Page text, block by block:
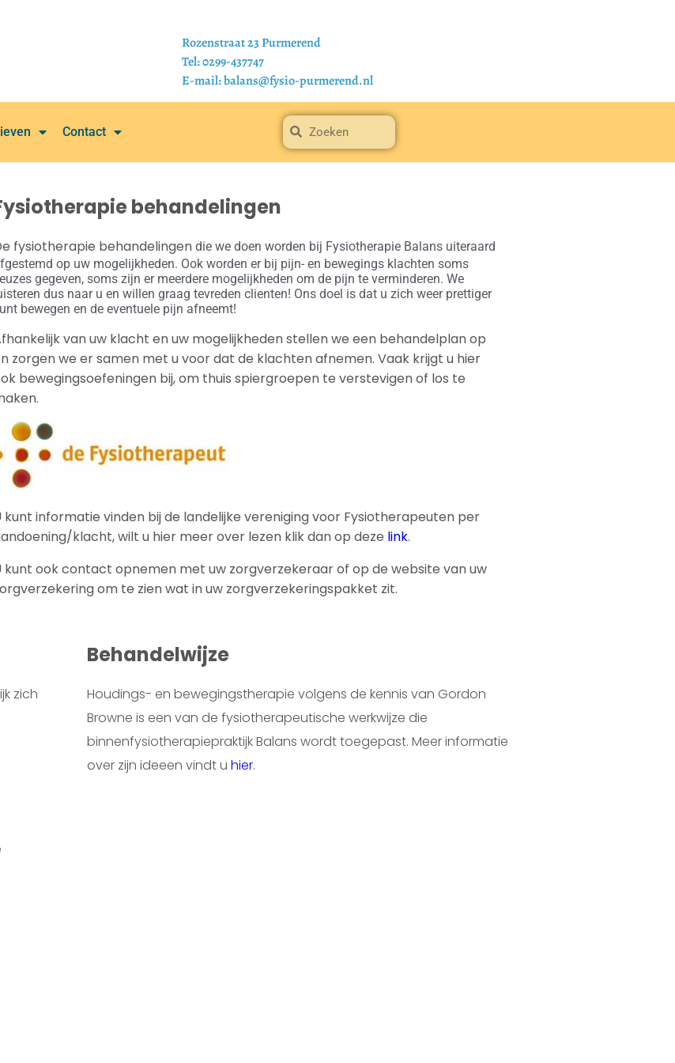
Rozenstraat 23 Purmerend
Tel: 0299-437747
E-mail: balans@fysio-purmerend.nl
Contact
behandelingen
fysiotherapie behandelingen die we doen worden bij Fysiotherapie Balans uiteraard
op uw mogelijkheden. Ook worden er bij pijn- en bewegings klachten soms
gegeven, soms zijn er meerdere mogelijkheden om de pijn te verminderen. We
dus naar u en willen graag tevreden clienten! Ons doel is dat u zich weer prettiger
bewegen en de eventuele pijn afneemt!
van uw klacht en uw mogelijkheden stellen we een behandelplan op
zorgen we er samen met u voor dat de klachten afnemen. Vaak krijgt u hier
bewegingsoefeningen bij, om thuis spiergroepen te verstevigen of los te
kunt informatie vinden bij de landelijke vereniging voor Fysiotherapeuten per
klacht, wilt u hier meer over lezen klik dan op deze link.
kunt ook contact opnemen met uw zorgverzekeraar of op de website van uw
om te zien wat in uw zorgverzekeringspakket zit.
zich
Behandelwijze
Houdings- en bewegingstherapie volgens de kennis van Gordon
Browne is een van de fysiotherapeutische werkwijze die
binnenfysiotherapiepraktijk Balans wordt toegepast. Meer informatie
over zijn ideeen vindt u hier.